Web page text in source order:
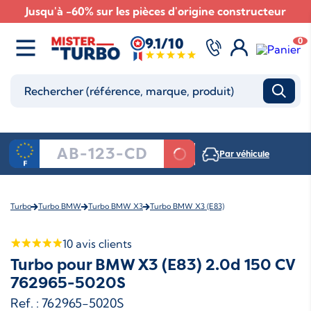
Jusqu'à -60% sur les pièces d'origine constructeur
9.1/10 0
Par véhicule
Turbo Turbo BMW Turbo BMW X3 Turbo BMW X3 (E83)
10 avis clients
Turbo pour BMW X3 (E83) 2.0d 150 CV
762965-5020S
Ref. : 762965-5020S